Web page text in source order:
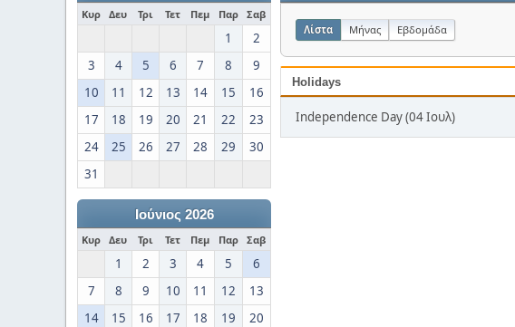
Κυρ Δευ Τρι Τετ Πεμ Παρ Σαβ
1
2
3
4 5 6 7 8
9
10
11 12 13 14 15
16
17
18 19 20 21 22
23
24
25 26 27 28 29
30
31
Ιούνιος 2026
Κυρ Δευ Τρι Τετ Πεμ Παρ Σαβ
1 2 3 4 5
6
7
8 9 10 11 12
13
14
15 16 17 18 19
20
Λίστα Μήνας Εβδομάδα
Holidays
Independence Day (04 Ιουλ)